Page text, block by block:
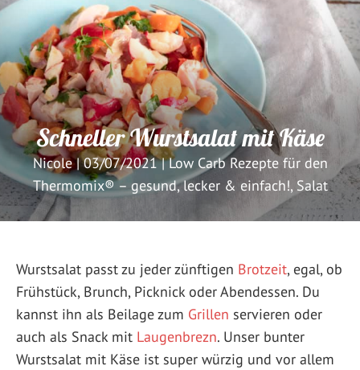
Schneller Wurstsalat mit Käse
Nicole|03/07/2021|Low Carb Rezepte für den
Thermomix® – gesund, lecker & einfach!, Salat
Wurstsalat passt zu jeder zünftigen Brotzeit, egal, ob
Frühstück, Brunch, Picknick oder Abendessen. Du
kannst ihn als Beilage zum Grillen servieren oder
auch als Snack mit Laugenbrezn. Unser bunter
Wurstsalat mit Käse ist super würzig und vor allem